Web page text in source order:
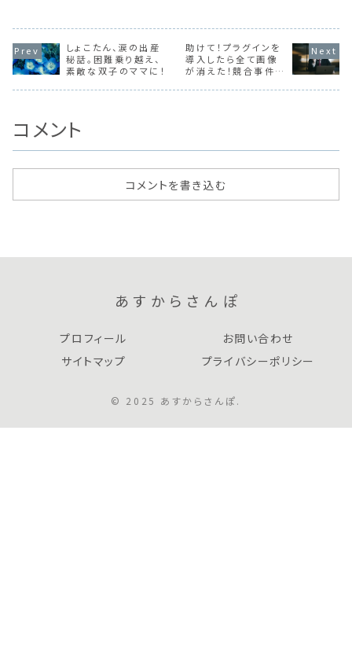
のインスタグラムで
あ）」ちゃんとのニュ
ーボーンフォトを公
開しました。辻希美
さん、無痛分娩で出
産。本当に痛くない
グラムを更新し、一
発表しました。ネッ
ト上では、反響が
続々と寄せられてい
ます。ファンとの結
婚に、SNS...
いたことを自身の
ました。相川さんは
2001年2月に一般
男性との結婚を発
表し、3児を出産し
ています。 公式サ
のYouTube
の流産を経
ことや、不
受けていた
を赤裸々に
た。中川さ
しょこたん、涙の出産
秘話。困難乗り越え、
素敵な双子のママに！
助けて！プラグインを
導入したら全て画像
が消えた！競合事件の
コメント
コメントを書き込む
あすからさんぽ
プロフィール
お問い合わせ
サイトマップ
プライバシーポリシー
© 2025 あすからさんぽ.